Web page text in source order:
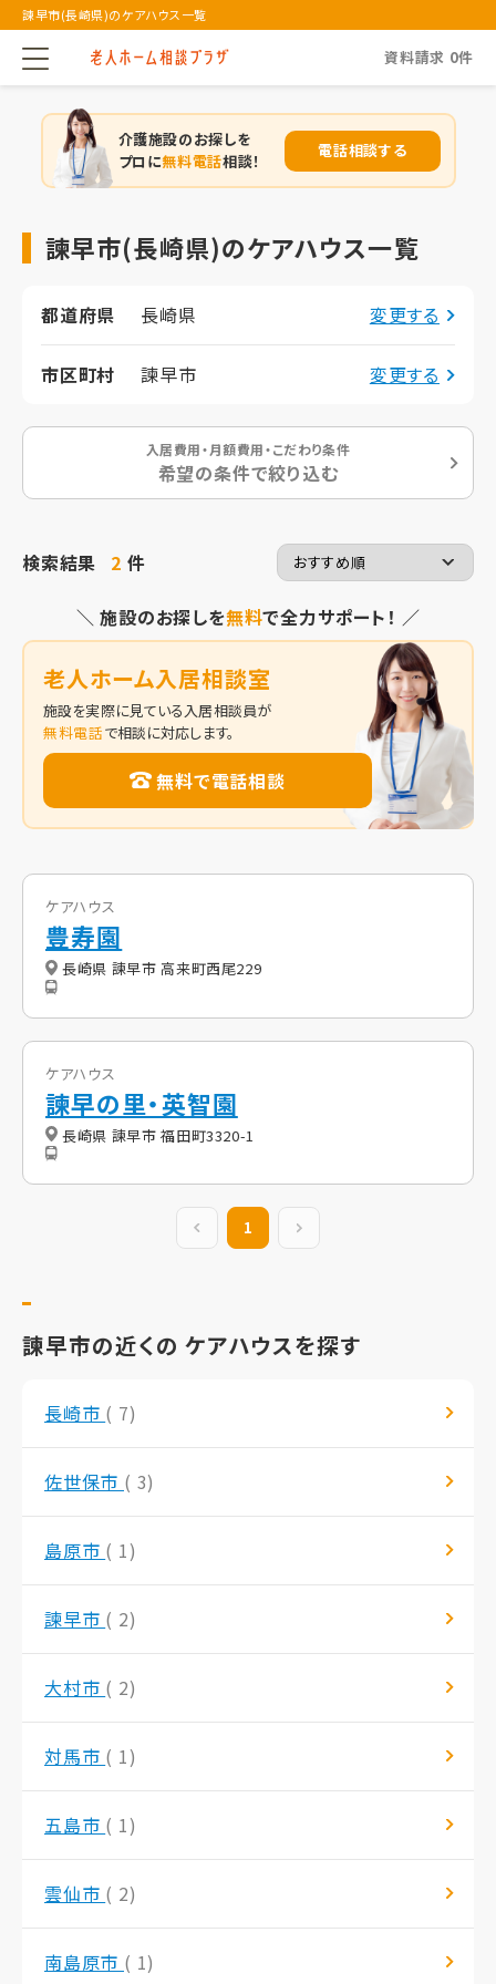
諫早市(長崎県)のケアハウス一覧
資料請求 0件
介護施設のお探しを
プロに無料電話相談！
電話相談する
諫早市(長崎県)のケアハウス一覧
都道府県 長崎県 変更する
市区町村 諫早市 変更する
入居費用・月額費用・こだわり条件
希望の条件で絞り込む
検索結果 2 件
＼ 施設のお探しを無料で全力サポート！ ／
老人ホーム入居相談室
施設を実際に見ている入居相談員が
無料電話で相談に対応します。
無料で電話相談
ケアハウス
豊寿園
長崎県 諫早市 高来町西尾229
ケアハウス
諫早の里・英智園
長崎県 諫早市 福田町3320-1
前の20件
1
諫早市の近くの ケアハウスを探す
長崎市 ( 7)
佐世保市 ( 3)
島原市 ( 1)
諫早市 ( 2)
大村市 ( 2)
対馬市 ( 1)
五島市 ( 1)
雲仙市 ( 2)
南島原市 ( 1)